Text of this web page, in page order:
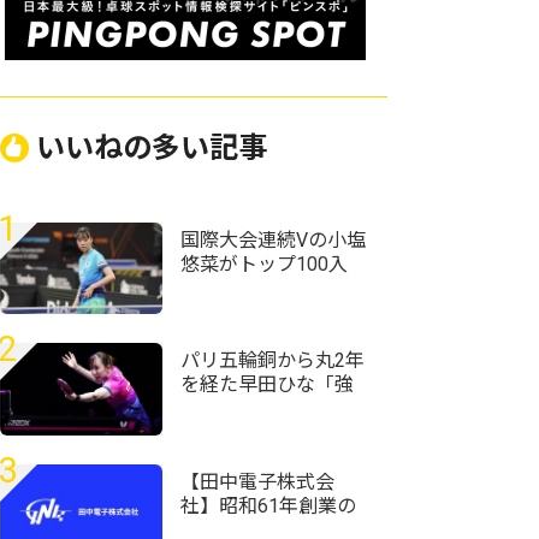
いいねの多い記事
1
国際大会連続Vの小塩
悠菜がトップ100入
ランキング（2026年
第32週）
2
パリ五輪銅から丸2年
を経た早田ひな「強
オンズ横浜2026＞
3
【田中電子株式会
社】昭和61年創業の